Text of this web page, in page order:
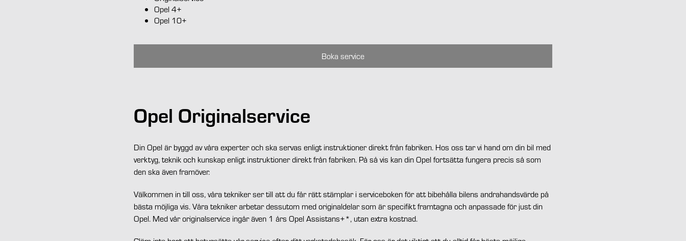
Opel 4+
Opel 10+
Boka service
Opel Originalservice
Din Opel är byggd av våra experter och ska servas enligt instruktioner direkt från fabriken. Hos oss tar vi hand om din bil med
verktyg, teknik och kunskap enligt instruktioner direkt från fabriken. På så vis kan din Opel fortsätta fungera precis så som
den ska även framöver.
Välkommen in till oss, våra tekniker ser till att du får rätt stämplar i serviceboken för att bibehålla bilens andrahandsvärde på
bästa möjliga vis. Våra tekniker arbetar dessutom med originaldelar som är specifikt framtagna och anpassade för just din
Opel. Med vår originalservice ingår även 1 års Opel Assistans+*, utan extra kostnad.